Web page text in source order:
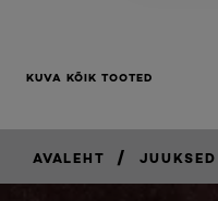
KUVA KÕIK TOOTED
AVALEHT / JUUKSED